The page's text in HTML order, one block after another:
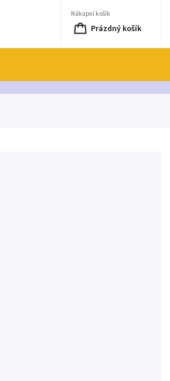
Nákupní košík
Prázdný košík